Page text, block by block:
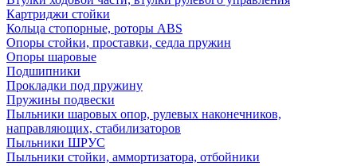
Картриджи стойки
Кольца стопорные, роторы ABS
Опоры стойки, проставки, седла пружин
Опоры шаровые
Подшипники
Прокладки под пружину
Пружины подвески
Пыльники шаровых опор, рулевых наконечников,
направляющих, стабилизаторов
Пыльники ШРУС
Пыльники стойки, аммортизатора, отбойники